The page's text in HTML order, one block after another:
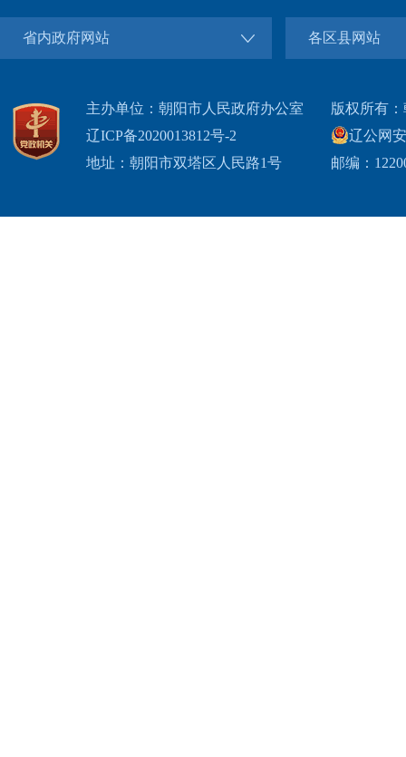
省内政府网站 各区县网站
主办单位：朝阳市人民政府办公室
辽ICP备2020013812号-2
地址：朝阳市双塔区人民路1号
版权所有
辽公网
邮编：